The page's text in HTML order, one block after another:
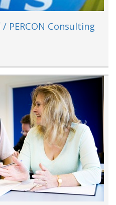
PERCON Consulting